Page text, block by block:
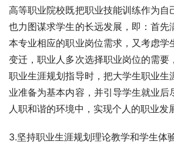
高等职业院校既把职业技能训练作为自
也力图谋求学生的长远发展，即：首先
本专业相应的职业岗位需求，又考虑学
变迁，职业人多次选择职业岗位的需要
职业生涯规划指导时，把大学生职业生
业准备为基本内容，并引导学生就业后
人职和谐的环境中，实现个人的职业发
3.坚持职业生涯规划理论教学和学生体